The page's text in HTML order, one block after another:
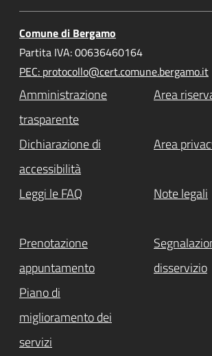
Comune di Bergamo
Partita IVA: 00636460164
PEC: protocollo@cert.comune.bergamo.it
Amministrazione
trasparente
Area
Dichiarazione di
accessibilità
Area
Leggi le FAQ Note legali
Prenotazione
appuntamento
disservizio
Piano di
miglioramento dei
servizi